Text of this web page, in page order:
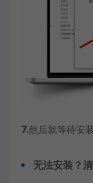
7.然后就等待安
无法安装？